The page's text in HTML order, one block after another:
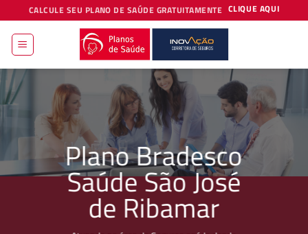
to
content
CALCULE SEU PLANO DE SAÚDE GRATUITAMENTE CLIQUE AQUI
Plano Bradesco
Saúde São José
de Ribamar